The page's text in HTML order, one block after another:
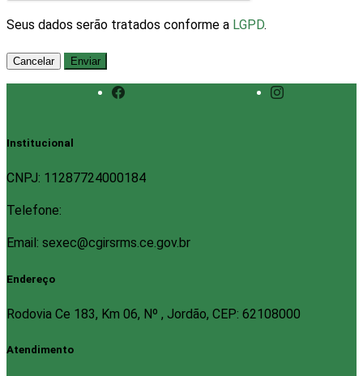
Seus dados serão tratados conforme a LGPD.
Cancelar Enviar
Institucional
CNPJ: 11287724000184
Telefone:
Email: sexec@cgirsrms.ce.gov.br
Endereço
Rodovia Ce 183, Km 06, Nº , Jordão, CEP: 62108000
Atendimento